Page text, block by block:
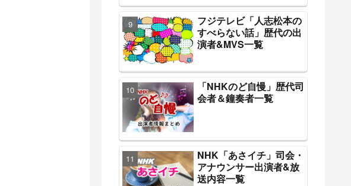
フジテレビ「人志松本の
すべらない話」歴代の出
演者&MVS一覧
「NHKのど自慢」歴代司
会者＆鐘奏者一覧
NHK「あさイチ」司会・
アナウンサー出演者&放
送内容一覧